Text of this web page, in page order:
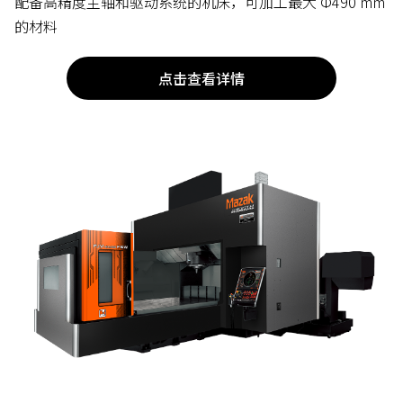
的材料
点击查看详情